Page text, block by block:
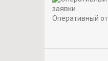
Оперативный